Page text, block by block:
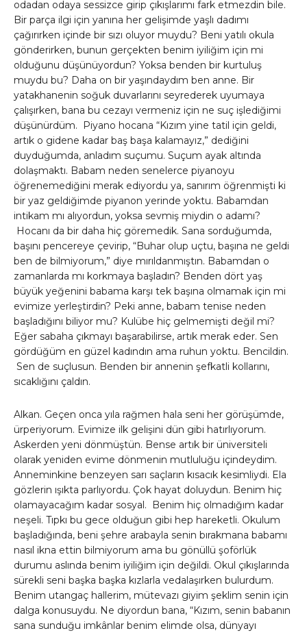
odadan odaya sessizce girip çıkışlarımı fark etmezdin bile.
Bir parça ilgi için yanına her gelişimde yaşlı dadımı
çağırırken içinde bir sızı oluyor muydu? Beni yatılı okula
gönderirken, bunun gerçekten benim iyiliğim için mi
olduğunu düşünüyordun? Yoksa benden bir kurtuluş
muydu bu? Daha on bir yaşındaydım ben anne. Bir
yatakhanenin soğuk duvarlarını seyrederek uyumaya
çalışırken, bana bu cezayı vermeniz için ne suç işlediğimi
düşünürdüm. Piyano hocana “Kızım yine tatil için geldi,
artık o gidene kadar baş başa kalamayız,” dediğini
duyduğumda, anladım suçumu. Suçum ayak altında
dolaşmaktı. Babam neden senelerce piyanoyu
öğrenemediğini merak ediyordu ya, sanırım öğrenmişti ki
bir yaz geldiğimde piyanon yerinde yoktu. Babamdan
intikam mı alıyordun, yoksa sevmiş miydin o adamı?
Hocanı da bir daha hiç göremedik. Sana sorduğumda,
başını pencereye çevirip, “Buhar olup uçtu, başına ne geldi
ben de bilmiyorum,” diye mırıldanmıştın. Babamdan o
zamanlarda mı korkmaya başladın? Benden dört yaş
büyük yeğenini babama karşı tek başına olmamak için mi
evimize yerleştirdin? Peki anne, babam tenise neden
başladığını biliyor mu? Kulübe hiç gelmemişti değil mi?
Eğer sabaha çıkmayı başarabilirse, artık merak eder. Sen
gördüğüm en güzel kadındın ama ruhun yoktu. Bencildin.
Sen de suçlusun. Benden bir annenin şefkatli kollarını,
sıcaklığını çaldın.
Alkan. Geçen onca yıla rağmen hala seni her görüşümde,
ürperiyorum. Evimize ilk gelişini dün gibi hatırlıyorum.
Askerden yeni dönmüştün. Bense artık bir üniversiteli
olarak yeniden evime dönmenin mutluluğu içindeydim.
Anneminkine benzeyen sarı saçların kısacık kesimliydi. Ela
gözlerin ışıkta parlıyordu. Çok hayat doluydun. Benim hiç
olamayacağım kadar sosyal. Benim hiç olmadığım kadar
neşeli. Tıpkı bu gece olduğun gibi hep hareketli. Okulum
başladığında, beni şehre arabayla senin bırakmana babamı
nasıl ikna ettin bilmiyorum ama bu gönüllü şoförlük
durumu aslında benim iyiliğim için değildi. Okul çıkışlarında
sürekli seni başka başka kızlarla vedalaşırken bulurdum.
Benim utangaç hallerim, mütevazı giyim şeklim senin için
dalga konusuydu. Ne diyordun bana, “Kızım, senin babanın
sana sunduğu imkânlar benim elimde olsa, dünyayı